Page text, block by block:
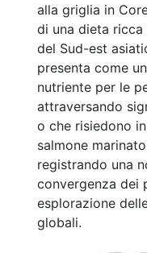
alla griglia in
di una dieta
del Sud-est
presenta come
nutriente per le
attraversando
o che risiedono
salmone
registrando una
convergenza dei
esplorazione
globali.